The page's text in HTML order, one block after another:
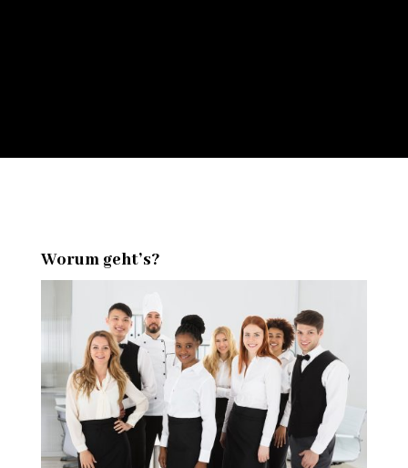
Worum geht’s?